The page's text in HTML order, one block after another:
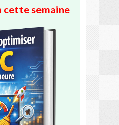
cette semaine